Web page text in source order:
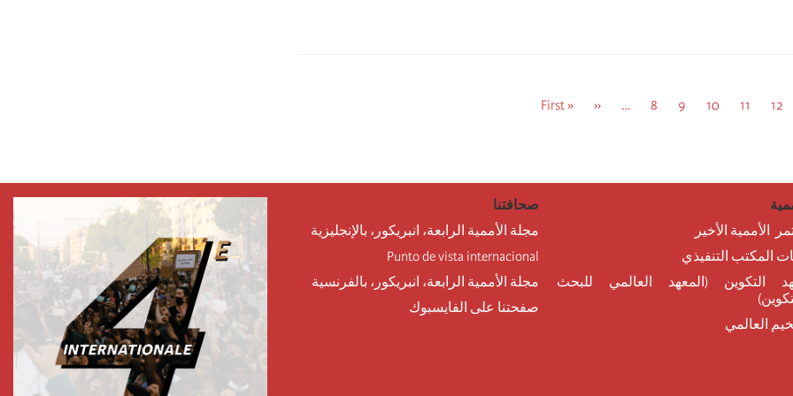
First
« First
Previous
‹‹ …
الصفحة
8
الصفحة
9
الصفحة
10
الصفحة
11
الصفحة
12
صحافتنا
مجلة الأممية الرابعة، انبريكور، بالإنجليزية
Punto de vista internacional
مجلة الأممية الرابعة، انبريكور، بالفرنسية
صفحتنا على الفايسبوك
الأممية الأخير
المكتب التنفيذي
التكوين (المعهد العالمي للبحث
العالمي